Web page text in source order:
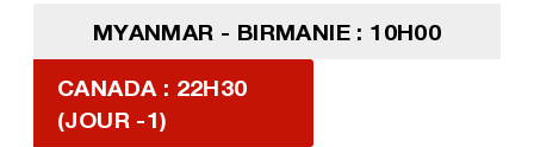
MYANMAR - BIRMANIE : 10H00
CANADA : 22H30
(JOUR -1)